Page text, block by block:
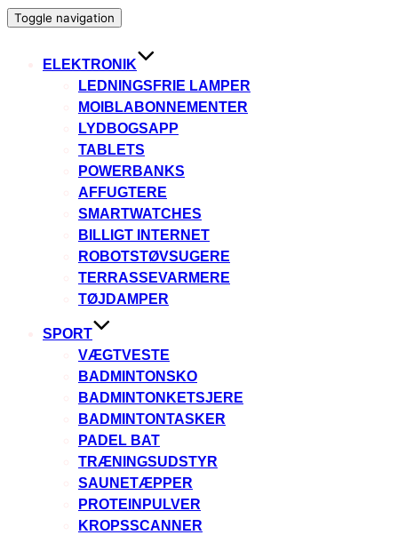
Toggle navigation
ELEKTRONIK
LEDNINGSFRIE LAMPER
MOIBLABONNEMENTER
LYDBOGSAPP
TABLETS
POWERBANKS
AFFUGTERE
SMARTWATCHES
BILLIGT INTERNET
ROBOTSTØVSUGERE
TERRASSEVARMERE
TØJDAMPER
SPORT
VÆGTVESTE
BADMINTONSKO
BADMINTONKETSJERE
BADMINTONTASKER
PADEL BAT
TRÆNINGSUDSTYR
SAUNETÆPPER
PROTEINPULVER
KROPSSCANNER